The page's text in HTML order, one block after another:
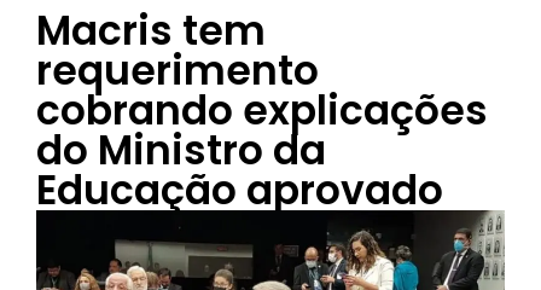
Macris tem
requerimento
cobrando explicações
do Ministro da
Educação aprovado